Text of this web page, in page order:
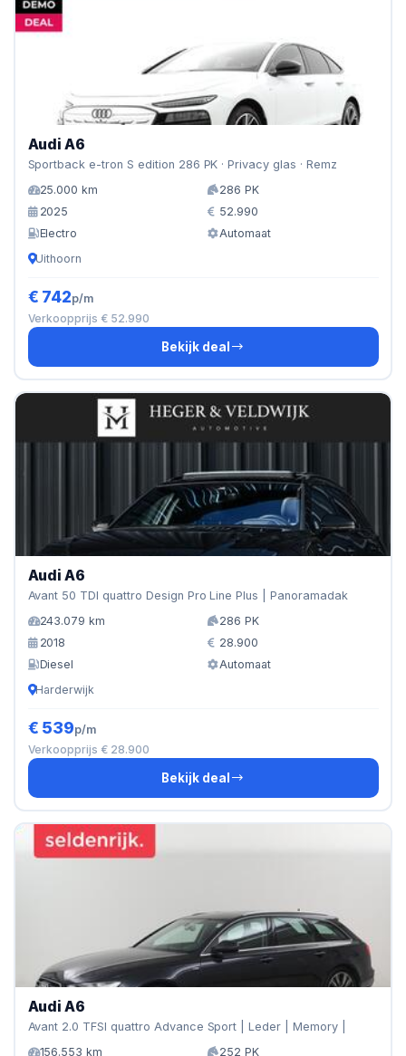
Audi A6
Sportback e-tron S edition 286 PK · Privacy glas · Remz
25.000 km
286 PK
2025
52.990
Electro
Automaat
Uithoorn
€ 742p/m
Verkoopprijs € 52.990
Bekijk deal
Audi A6
Avant 50 TDI quattro Design Pro Line Plus | Panoramadak
243.079 km
286 PK
2018
28.900
Diesel
Automaat
Harderwijk
€ 539p/m
Verkoopprijs € 28.900
Bekijk deal
Audi A6
Avant 2.0 TFSI quattro Advance Sport | Leder | Memory |
156.553 km
252 PK